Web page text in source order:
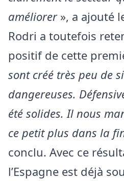
améliorer », a ajouté
Rodri a toutefois
positif de cette
sont créé très peu de
dangereuses.
été solides. Il nous
ce petit plus dans la
conclu. Avec ce
l’Espagne est déjà